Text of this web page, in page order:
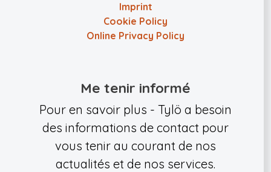
Imprint
Cookie Policy
Online Privacy Policy
Me tenir informé
Pour en savoir plus - Tylö a besoin
des informations de contact pour
vous tenir au courant de nos
actualités et de nos services.